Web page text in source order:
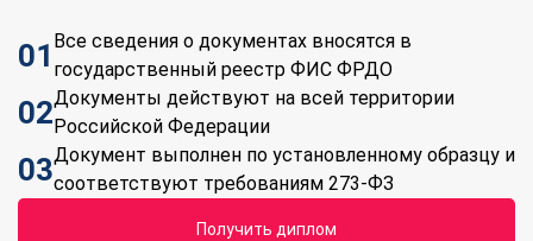
01 Все сведения о документах вносятся в
государственный реестр ФИС ФРДО
02Документы действуют на всей территории
Российской Федерации
03Документ выполнен по установленному образцу и
соответствуют требованиям 273-ФЗ
Получить диплом